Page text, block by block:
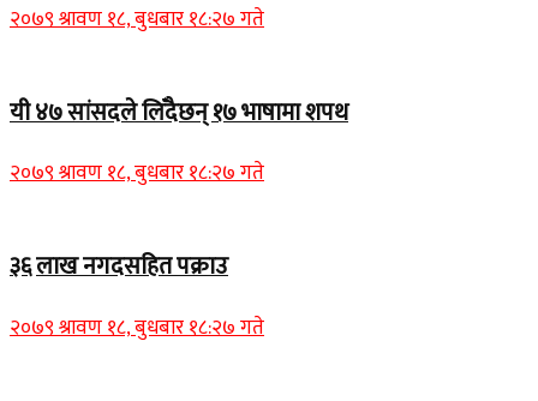
२०७९ श्रावण १८, बुधबार १८:२७ गते
यी ४७ सांसदले लिँदैछन् १७ भाषामा शपथ
२०७९ श्रावण १८, बुधबार १८:२७ गते
३६ लाख नगदसहित पक्राउ
२०७९ श्रावण १८, बुधबार १८:२७ गते